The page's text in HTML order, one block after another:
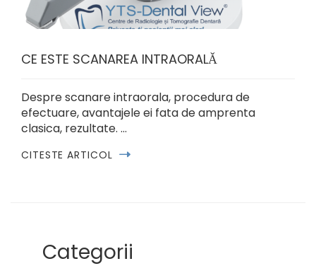
CE ESTE SCANAREA INTRAORALǍ
Despre scanare intraorala, procedura de
efectuare, avantajele ei fata de amprenta
clasica, rezultate. …
CITESTE ARTICOL
Categorii